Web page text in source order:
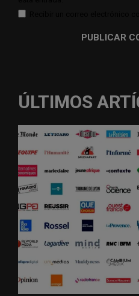
ÚLTIMOS